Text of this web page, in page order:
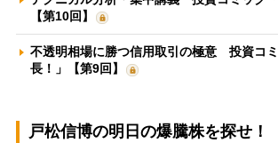
【第10回】
不透明相場に勝つ信用取引の極意 投資コ
長！」【第9回】
戸松信博の明日の爆騰株を探せ！